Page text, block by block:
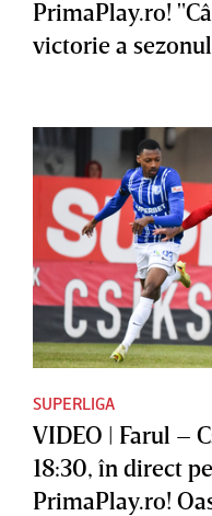
PrimaPlay.ro!
victorie a
SUPERLIGA
VIDEO | Farul –
18:30, în direct
PrimaPlay.ro!